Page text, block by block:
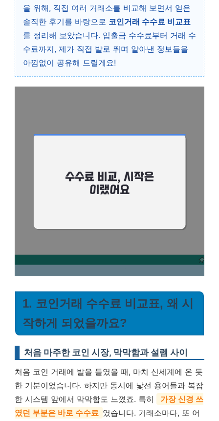
을 위해, 직접 여러 거래소를 비교해 보면서 얻은
솔직한 후기를 바탕으로 코인거래 수수료 비교표
를 정리해 보았습니다. 입출금 수수료부터 거래 수
수료까지, 제가 직접 발로 뛰며 알아낸 정보들을
아낌없이 공유해 드릴게요!
1. 코인거래 수수료 비교표, 왜 시
작하게 되었을까요?
처음 마주한 코인 시장, 막막함과 설렘 사이
처음 코인 거래에 발을 들였을 때, 마치 신세계에 온 듯
한 기분이었습니다. 하지만 동시에 낯선 용어들과 복잡
한 시스템 앞에서 막막함도 느꼈죠. 특히
가장 신경 쓰
였던 부분은 바로 수수료 였습니다. 거래소마다, 또 어